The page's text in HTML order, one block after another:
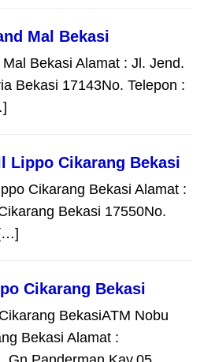
Mal Bekasi
Bekasi Alamat : Jl. Jend.
Bekasi 17143No. Telepon :
Lippo Cikarang Bekasi
Cikarang Bekasi Alamat :
Bekasi 17550No.
Cikarang Bekasi
BekasiATM Nobu
Bekasi Alamat :